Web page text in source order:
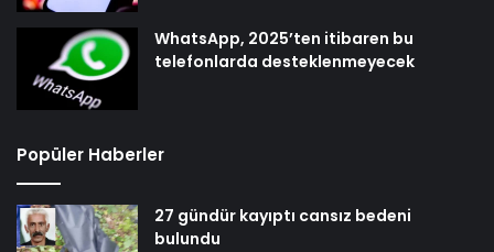
WhatsApp, 2025’ten itibaren bu
telefonlarda desteklenmeyecek
Popüler Haberler
27 gündür kayıptı cansız bedeni
bulundu